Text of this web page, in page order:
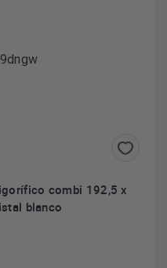
combi 192,5 x
blanco